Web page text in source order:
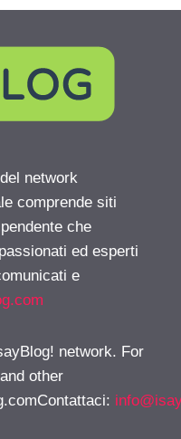
network
comprende siti
che
ed esperti
e
network. For
other
: